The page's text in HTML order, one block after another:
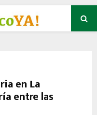
en La
entre las